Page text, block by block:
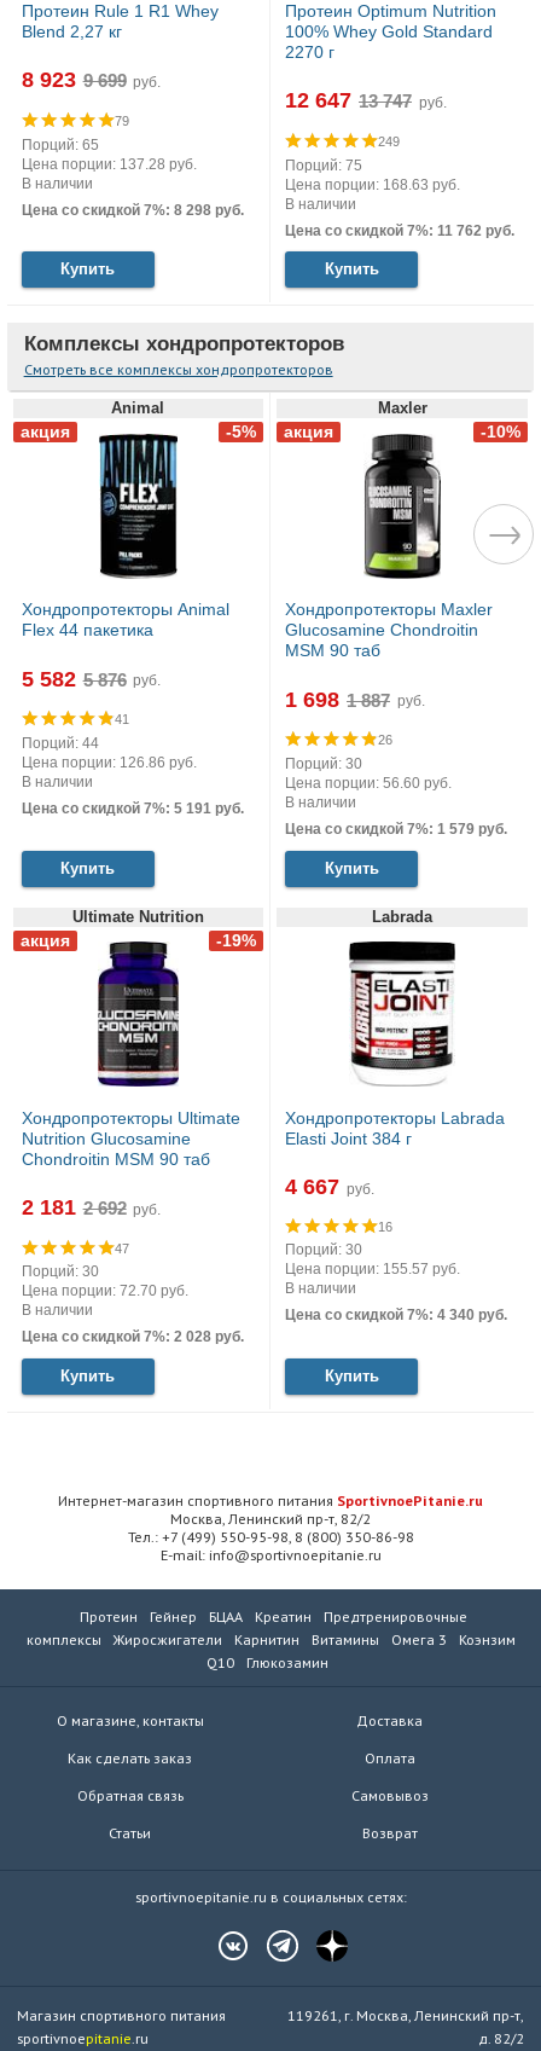
Протеин Rule 1 R1 Whey
Blend 2,27 кг
8 923 руб.
79
Порций: 65
Цена порции: 137.28 руб.
В наличии
Цена со скидкой 7%: 8 298 руб.
Купить
Протеин Optimum Nutrition
100% Whey Gold Standard
2270 г
12 647 руб.
249
Порций: 75
Цена порции: 168.63 руб.
В наличии
Цена со скидкой 7%: 11 762 руб.
Купить
Комплексы хондропротекторов
Смотреть все комплексы хондропротекторов
Animal
Хондропротекторы Animal
Flex 44 пакетика
5 582 руб.
41
Порций: 44
Цена порции: 126.86 руб.
В наличии
Цена со скидкой 7%: 5 191 руб.
Купить
Maxler
Хондропротекторы Maxler
Glucosamine Chondroitin
MSM 90 таб
1 698 руб.
26
Порций: 30
Цена порции: 56.60 руб.
В наличии
Цена со скидкой 7%: 1 579 руб.
Купить
Ultimate Nutrition
Хондропротекторы Ultimate
Nutrition Glucosamine
Chondroitin MSM 90 таб
2 181 руб.
47
Порций: 30
Цена порции: 72.70 руб.
В наличии
Цена со скидкой 7%: 2 028 руб.
Купить
Labrada
Хондропротекторы Labrada
Elasti Joint 384 г
4 667 руб.
16
Порций: 30
Цена порции: 155.57 руб.
В наличии
Цена со скидкой 7%: 4 340 руб.
Купить
Интернет-магазин спортивного питания SportivnoePitanie.ru
Москва, Ленинский пр-т, 82/2
Тел.: +7 (499) 550-95-98, 8 (800) 350-86-98
E-mail: info@sportivnoepitanie.ru
Протеин Гейнер БЦАА Креатин
Предтренировочные
комплексы
Жиросжигатели Карнитин Витамины Омега 3
Коэнзим
Q10
Глюкозамин
О магазине, контакты
Как сделать заказ
Обратная связь
Статьи
Доставка
Оплата
Самовывоз
Возврат
sportivnoepitanie.ru в социальных сетях:
Магазин спортивного питания
sportivnoepitanie.ru
119261, г. Москва, Ленинский пр-т,
д. 82/2